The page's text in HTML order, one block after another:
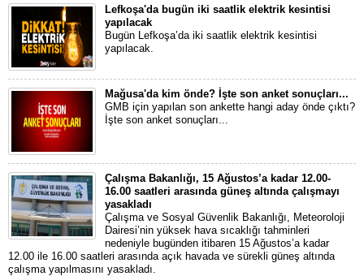
Lefkoşa'da bugün iki saatlik elektrik kesintisi
yapılacak
Bugün Lefkoşa’da iki saatlik elektrik kesintisi
yapılacak.
Mağusa'da kim önde? İşte son anket sonuçları...
GMB için yapılan son ankette hangi aday önde çıktı?
İşte son anket sonuçları...
Çalışma Bakanlığı, 15 Ağustos’a kadar 12.00-
16.00 saatleri arasında güneş altında çalışmayı
yasakladı
Çalışma ve Sosyal Güvenlik Bakanlığı, Meteoroloji
Dairesi’nin yüksek hava sıcaklığı tahminleri
nedeniyle bugünden itibaren 15 Ağustos’a kadar
12.00 ile 16.00 saatleri arasında açık havada ve sürekli güneş altında
çalışma yapılmasını yasakladı.